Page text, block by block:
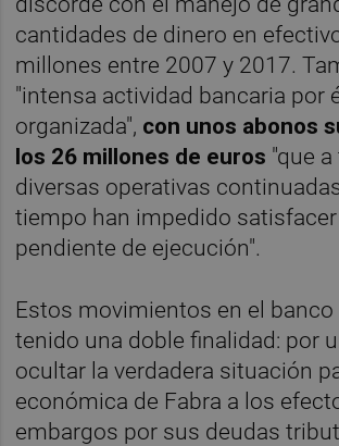
cantidades de dinero en
millones entre 2007 y 2017.
"intensa actividad bancaria por
organizada", con unos abonos
los 26 millones de euros "que
diversas operativas
tiempo han impedido
pendiente de ejecución".
Estos movimientos en el banco
tenido una doble finalidad: por
ocultar la verdadera situación
económica de Fabra a los
embargos por sus deudas